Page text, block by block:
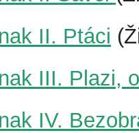
II. Ptáci
III. Plazi,
IV.